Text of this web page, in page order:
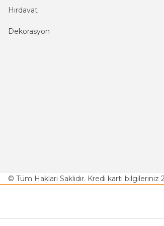
Hırdavat
Dekorasyon
© Tüm Hakları Saklıdır. Kredi kartı